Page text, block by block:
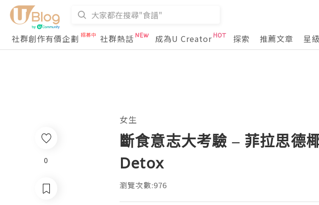
社群創作有價企劃
社群熱話 成為U Creator 探索 推薦文章 星
女生
斷食意志大考驗 – 菲拉思
Detox
瀏覽次數:976
0